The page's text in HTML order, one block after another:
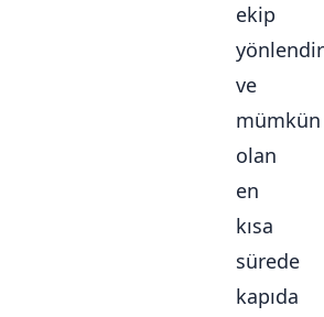
ekip
ve
mümkün
olan
en
kısa
sürede
kapıda